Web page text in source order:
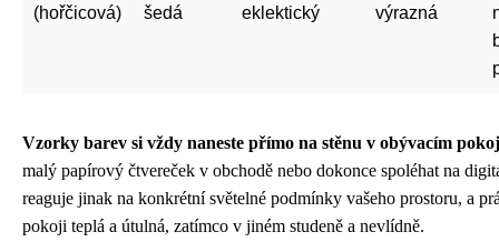
(hořčicová)
šedá
eklektický
výrazná
Vzorky barev si vždy naneste přímo na stěnu v obývacím
malý papírový čtvereček v obchodě nebo dokonce spoléhat na
reaguje jinak na konkrétní světelné podmínky vašeho prostoru, a
pokoji teplá a útulná, zatímco v jiném studeně a nevlídně.